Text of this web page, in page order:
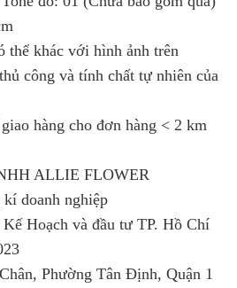
thể khác với hình ảnh trên
công và tính chất tự nhiên của
hàng cho đơn hàng < 2 km
ALLIE FLOWER
doanh nghiệp
Kế Hoạch và đầu tư TP. Hồ Chí
Phường Tân Định, Quận 1